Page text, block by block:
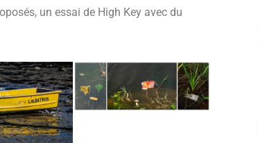
un essai de High Key avec du